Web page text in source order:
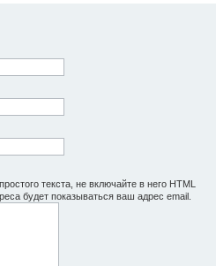
текста, не включайте в него HTML
будет показываться ваш адрес email.